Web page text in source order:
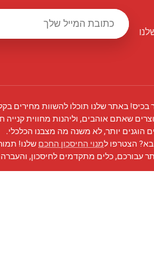
בכיס! באתר שלנו תוכלו להשוות מחירים
שאתם אוהבים, וליהנות מחווית קנייה
הוגנים יותר, לא משנה מה מצבנו הכלכלי.
הצטרפו למנוי החיסכון החכם שלנו!
עבורכם, כלים מתקדמים לחיסכון,